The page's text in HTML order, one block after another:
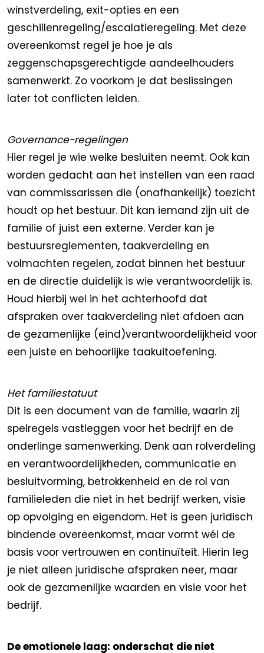
winstverdeling, exit-opties en een
geschillenregeling/escalatieregeling. Met deze
overeenkomst regel je hoe je als
zeggenschapsgerechtigde aandeelhouders
samenwerkt. Zo voorkom je dat beslissingen
later tot conflicten leiden.
Governance-regelingen
Hier regel je wie welke besluiten neemt. Ook kan
worden gedacht aan het instellen van een raad
van commissarissen die (onafhankelijk) toezicht
houdt op het bestuur. Dit kan iemand zijn uit de
familie of juist een externe. Verder kan je
bestuursreglementen, taakverdeling en
volmachten regelen, zodat binnen het bestuur
en de directie duidelijk is wie verantwoordelijk is.
Houd hierbij wel in het achterhoofd dat
afspraken over taakverdeling niet afdoen aan
de gezamenlijke (eind)verantwoordelijkheid voor
een juiste en behoorlijke taakuitoefening.
Het familiestatuut
Dit is een document van de familie, waarin zij
spelregels vastleggen voor het bedrijf en de
onderlinge samenwerking. Denk aan rolverdeling
en verantwoordelijkheden, communicatie en
besluitvorming, betrokkenheid en de rol van
familieleden die niet in het bedrijf werken, visie
op opvolging en eigendom. Het is geen juridisch
bindende overeenkomst, maar vormt wél de
basis voor vertrouwen en continuïteit. Hierin leg
je niet alleen juridische afspraken neer, maar
ook de gezamenlijke waarden en visie voor het
bedrijf.
De emotionele laag: onderschat die niet